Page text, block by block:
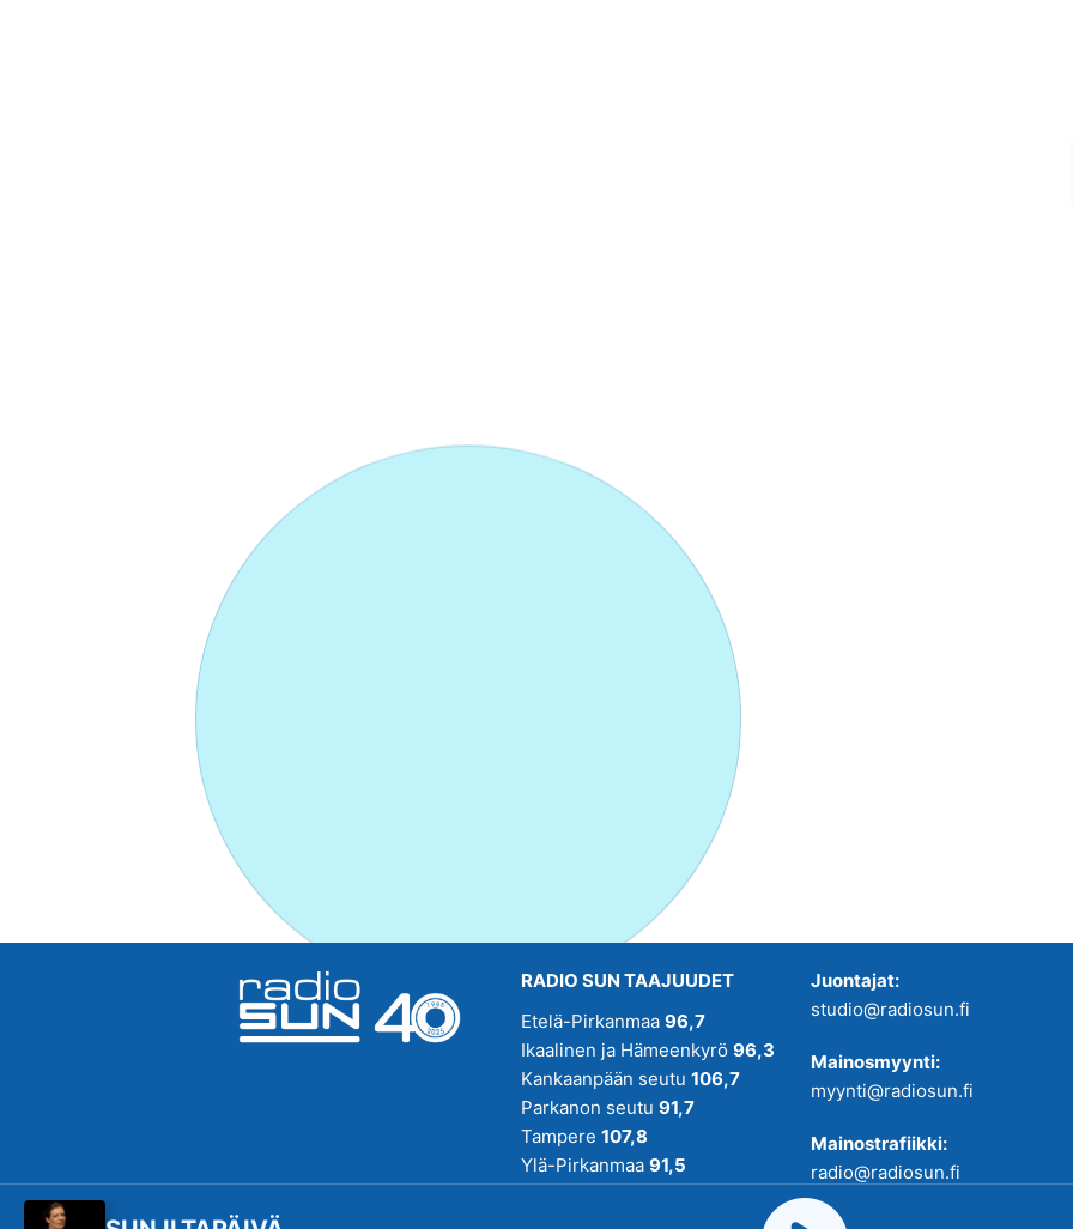
RADIO SUN TAAJUUDET
Etelä-Pirkanmaa 96,7
Ikaalinen ja Hämeenkyrö 96,3
Kankaanpään seutu 106,7
Parkanon seutu 91,7
Tampere 107,8
Ylä-Pirkanmaa 91,5
Pirmedioita.
Juontajat:
studio@radiosun.fi
Mainosmyynti:
myynti@radiosun.fi
Mainostrafiikki:
radio@radiosun.fi